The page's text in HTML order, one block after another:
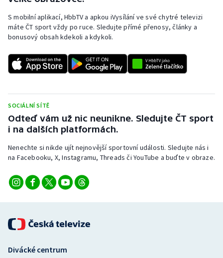
S mobilní aplikací, HbbTV a apkou iVysílání ve své chytré televizi
máte ČT sport vždy po ruce. Sledujte přímé přenosy, články a
bonusový obsah kdekoli a kdykoli.
SOCIÁLNÍ SÍTĚ
Odteď vám už nic neunikne. Sledujte ČT sport
i na dalších platformách.
Nenechte si nikde ujít nejnovější sportovní události. Sledujte nás i
na Facebooku, X, Instagramu, Threads či YouTube a buďte v obraze.
Divácké centrum